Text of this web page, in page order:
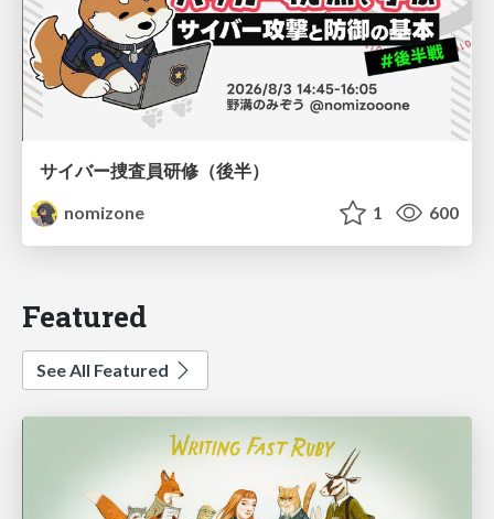
サイバー捜査員研修（後半）
nomizone
1 600
Featured
See All Featured